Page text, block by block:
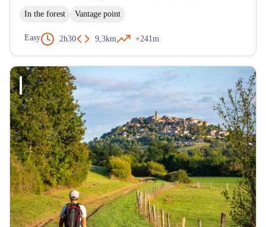
In the forest Vantage point
Easy 2h30 9,3km +241m